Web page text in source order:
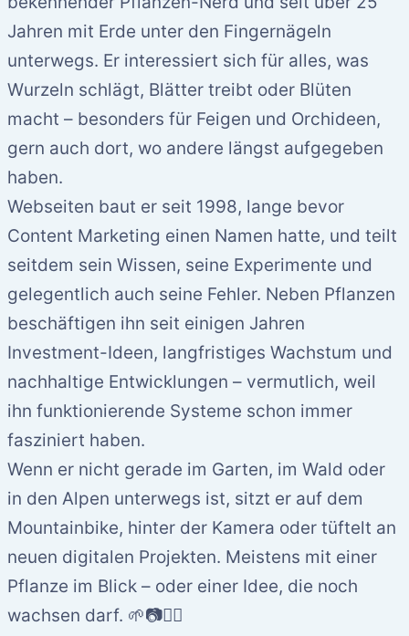
Jahren mit Erde unter den Fingernägeln
unterwegs. Er interessiert sich für alles, was
Wurzeln schlägt, Blätter treibt oder Blüten
macht – besonders für Feigen und Orchideen,
gern auch dort, wo andere längst aufgegeben
haben.
Webseiten baut er seit 1998, lange bevor
Content Marketing einen Namen hatte, und teilt
seitdem sein Wissen, seine Experimente und
gelegentlich auch seine Fehler. Neben Pflanzen
beschäftigen ihn seit einigen Jahren
Investment-Ideen, langfristiges Wachstum und
nachhaltige Entwicklungen – vermutlich, weil
ihn funktionierende Systeme schon immer
fasziniert haben.
Wenn er nicht gerade im Garten, im Wald oder
in den Alpen unterwegs ist, sitzt er auf dem
Mountainbike, hinter der Kamera oder tüftelt an
neuen digitalen Projekten. Meistens mit einer
Pflanze im Blick – oder einer Idee, die noch
wachsen darf. 🌱📷🚵‍♂️